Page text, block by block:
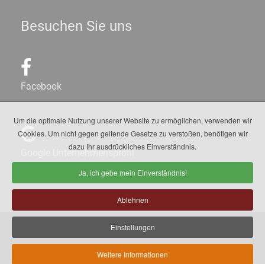
Um die optimale Nutzung unserer Website zu ermöglichen, verwenden wir
Cookies. Um nicht gegen geltende Gesetze zu verstoßen, benötigen wir
dazu Ihr ausdrückliches Einverständnis.
Ja, ich gebe mein Einverständnis!
Ablehnen
Einstellungen
Weitere Informationen
Besuchen Sie uns
Facebook
Google Unternehmensprofil
© 1999 -2026Bierlinie GmbH